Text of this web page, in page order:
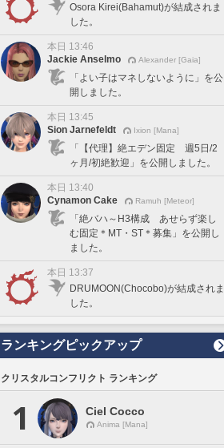
Osora Kirei(Bahamut)が結成されま
した。
本日 13:46
Jackie Anselmo
Alexander [Gaia]
「よい子はマネしないように」を公
開しました。
本日 13:45
Sion Jarnefeldt
Ixion [Mana]
「【代理】絶エデン固定 週5日/2
ヶ月/初絶歓迎」を公開しました。
本日 13:40
Cynamon Cake
Ramuh [Meteor]
「絶バハ～H3構成 あせらず楽し
む固定＊MT・ST＊募集」を公開し
ました。
本日 13:37
DRUMOON(Chocobo)が結成されま
した。
ランキングピックアップ
クリスタルコンフリクト ランキング
1 Ciel Cocco
Anima [Mana]